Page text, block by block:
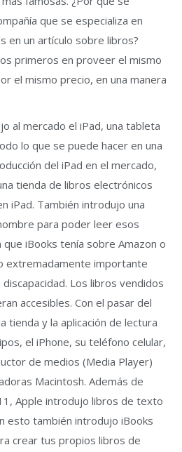
que se especializa en
en un artículo sobre libros?
primeros en proveer el mismo
el mismo precio, en una manera
al mercado el iPad, una tableta
lo que se puede hacer en una
del iPad en el mercado,
tienda de libros electrónicos
iPad. También introdujo una
para poder leer esos
que iBooks tenía sobre Amazon o
extremadamente importante
Los libros vendidos
accesibles. Con el pasar del
tienda y la aplicación de lectura
el iPhone, su teléfono celular,
de medios (Media Player)
Macintosh. Además de
Apple introdujo libros de texto
esto también introdujo iBooks
crear tus propios libros de